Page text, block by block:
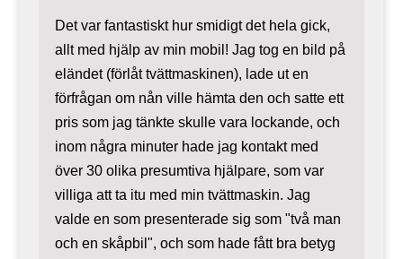
Det var fantastiskt hur smidigt det hela gick,
allt med hjälp av min mobil! Jag tog en bild på
eländet (förlåt tvättmaskinen), lade ut en
förfrågan om nån ville hämta den och satte ett
pris som jag tänkte skulle vara lockande, och
inom några minuter hade jag kontakt med
över 30 olika presumtiva hjälpare, som var
villiga att ta itu med min tvättmaskin. Jag
valde en som presenterade sig som "två man
och en skåpbil", och som hade fått bra betyg